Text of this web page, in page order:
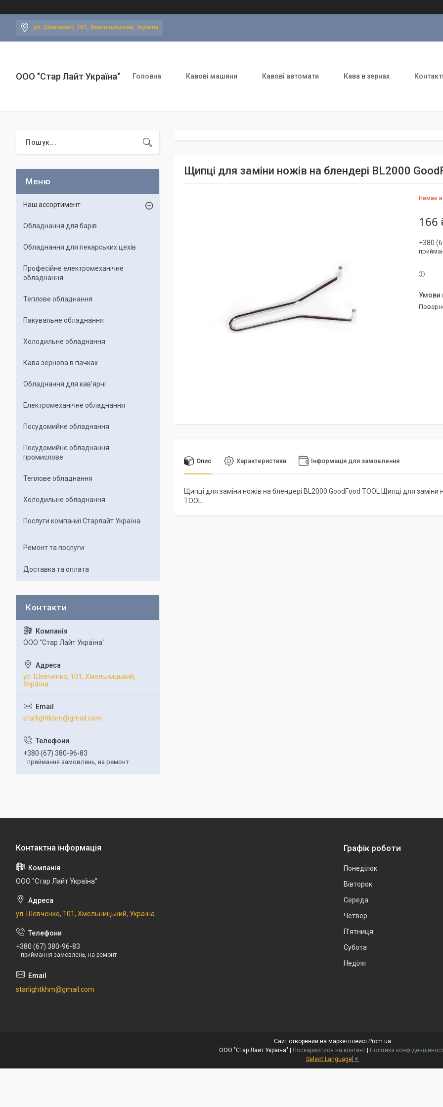
ул. Шевченко, 101, Хмельницький, Україна
ООО "Стар Лайт Україна" Головна Кавові машини Кавові автомати Кава в зернах
Щипці для заміни ножів на блендері BL2000
Немає в
166
+380
Опис Характеристики Інформація для замовлення
Щипці для заміни ножів на блендері BL2000 GoodFood TOOL Щипці для заміни
TOOL.
Наш ассортимент
Обладнання для барів
Обладнання для пекарських цехiв
Професійне електромеханічне
обладнання
Теплове обладнання
Пакувальне обладнання
Холодильне обладнання
Кава зернова в пачках
Обладнання для кав'ярні
Електромеханічне обладнання
Посудомийне обладнання
Посудомийне обладнання
промислове
Теплове обладнання
Холодильне обладнання
Послуги компаниї Старлайт Україна
Ремонт та послуги
Доставка та оплата
ООО "Стар Лайт Україна"
ул. Шевченко, 101, Хмельницький,
Україна
starlightkhm@gmail.com
+380 (67) 380-96-83
приймання замовлень, на ремонт
ООО "Стар Лайт Україна"
ул. Шевченко, 101, Хмельницький, Україна
+380 (67) 380-96-83
приймання замовлень, на ремонт
starlightkhm@gmail.com
Графік роботи
Понеділок
Вівторок
Середа
Четвер
Пʼятниця
Субота
Неділя
Сайт створений на маркетплейсі Prom.ua
ООО "Стар Лайт Україна" | Поскаржитися на контент | Політика
Select Language ▼